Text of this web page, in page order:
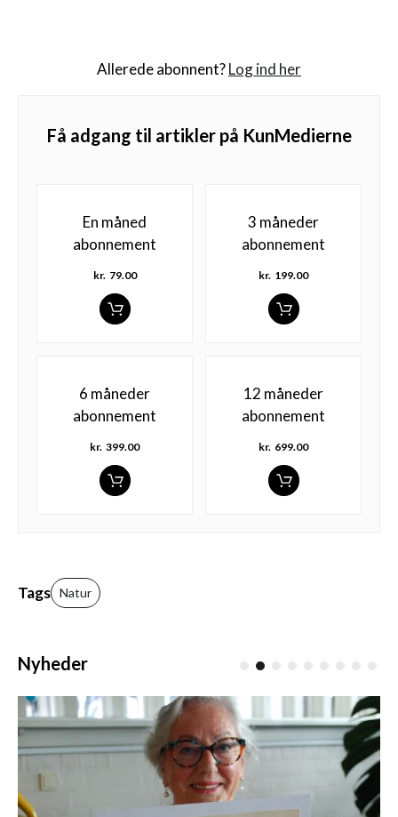
Allerede abonnent?Log ind her
Få adgang til artikler på KunMedierne
En måned
abonnement
kr. 79.00
3 måneder
abonnement
kr. 199.00
6 måneder
abonnement
kr. 399.00
12 måneder
abonnement
kr. 699.00
Tags Natur
Nyheder